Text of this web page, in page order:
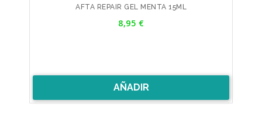
AFTA REPAIR GEL MENTA 15ML
8,95 €
AÑADIR